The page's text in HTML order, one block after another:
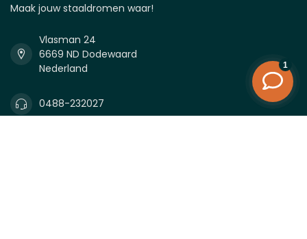
Maak jouw staaldromen waar!
Vlasman 24
6669 ND Dodewaard
Nederland
0488-232027